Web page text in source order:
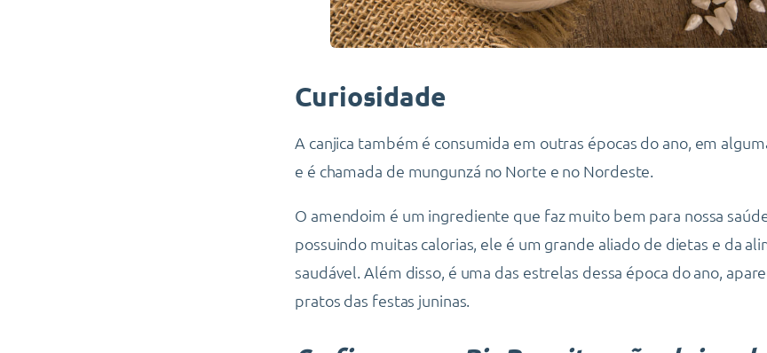
Curiosidade
A canjica também é consumida em outras épocas do ano, em
e é chamada de mungunzá no Norte e no Nordeste.
O amendoim é um ingrediente que faz muito bem para nossa
possuindo muitas calorias, ele é um grande aliado de dietas e da
saudável. Além disso, é uma das estrelas dessa época do ano,
pratos das festas juninas.